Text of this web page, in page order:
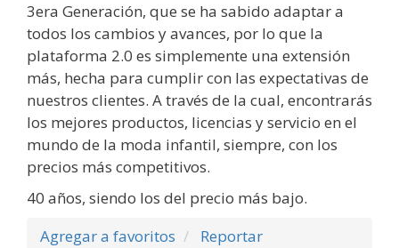
3era Generación, que se ha sabido adaptar a
todos los cambios y avances, por lo que la
plataforma 2.0 es simplemente una extensión
más, hecha para cumplir con las expectativas de
nuestros clientes. A través de la cual, encontrarás
los mejores productos, licencias y servicio en el
mundo de la moda infantil, siempre, con los
precios más competitivos.
40 años, siendo los del precio más bajo.
Agregar a favoritos
Reportar